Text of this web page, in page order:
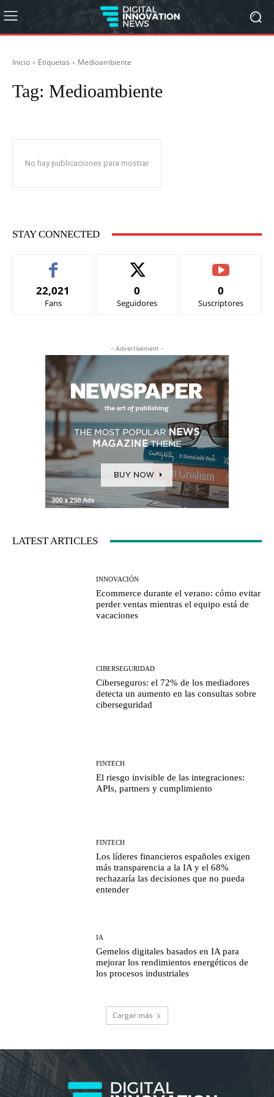
Inicio Etiquetas Medioambiente
Tag: Medioambiente
No hay publicaciones para mostrar
STAY CONNECTED
22,021
Fans
0
Seguidores
0
Suscriptores
- Advertisement -
LATEST ARTICLES
INNOVACIÓN
Ecommerce durante el verano: cómo evitar
perder ventas mientras el equipo está de
vacaciones
CIBERSEGURIDAD
Ciberseguros: el 72% de los mediadores
detecta un aumento en las consultas sobre
ciberseguridad
FINTECH
El riesgo invisible de las integraciones:
APIs, partners y cumplimiento
FINTECH
Los líderes financieros españoles exigen
más transparencia a la IA y el 68%
rechazaría las decisiones que no pueda
entender
IA
Gemelos digitales basados en IA para
mejorar los rendimientos energéticos de
los procesos industriales
Cargar más